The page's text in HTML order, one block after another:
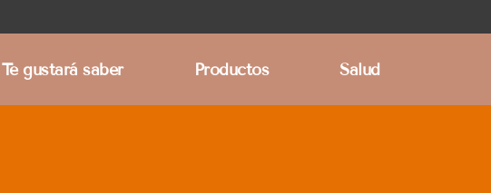
Te gustará saber Productos Salud